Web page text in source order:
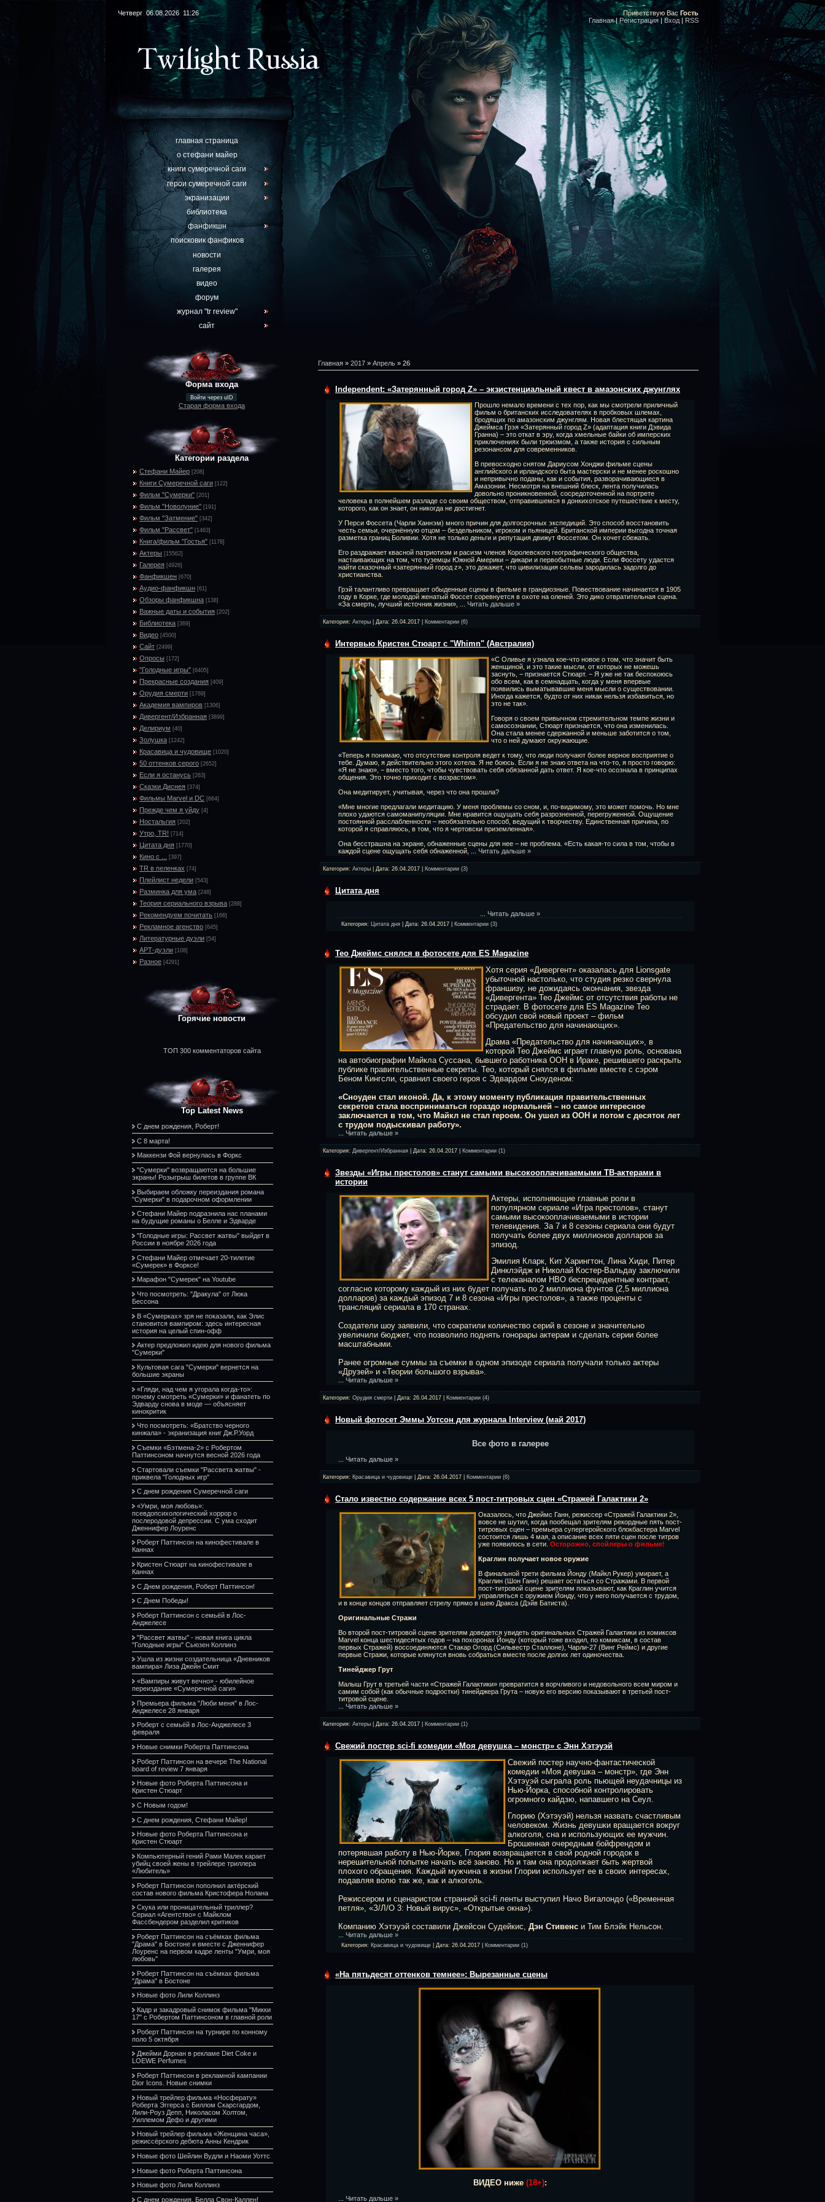
Четверг 06.08.2026 11:26 Приветствую Вас Гость
Главная| Регистрация | Вход | RSS
главная страница
о стефани майер
книги сумеречной саги
герои сумеречной саги
экранизации
библиотека
фанфикшн
поисковик фанфиков
новости
галерея
видео
форум
журнал "tr review"
сайт
Форма входа
Войти через uID
Старая форма входа
Категории раздела
Стефани Майер [208]
Книги Сумеречной саги [122]
Фильм "Сумерки" [201]
Фильм "Новолуние" [191]
Фильм "Затмение" [342]
Фильм "Рассвет" [1463]
Книга/фильм "Гостья" [1178]
Актеры [15562]
Галерея [4926]
Фанфикшен [670]
Аудио-фанфикшн [61]
Обзоры фанфикшна [138]
Важные даты и события [202]
Библиотека [369]
Видео [4500]
Сайт [2499]
Опросы [172]
"Голодные игры" [6405]
Прекрасные создания [409]
Орудия смерти [1769]
Академия вампиров [1306]
Дивергент/Избранная [3899]
Делириум [40]
Золушка [1242]
Красавица и чудовище [1020]
50 оттенков серого [2652]
Если я останусь [263]
Сказки Диснея [374]
Фильмы Marvel и DC [664]
Прежде чем я уйду [4]
Ностальгия [202]
Утро, TR! [714]
Цитата дня [1770]
Кино с ... [397]
TR в пеленках [74]
Плейлист недели [543]
Разминка для ума [248]
Теория сериального взрыва [288]
Рекомендуем почитать [166]
Рекламное агенство [645]
Литературные дуэли [54]
АРТ-дуэли [108]
Разное [4291]
Горячие новости
ТОП 300 комментаторов сайта
Top Latest News
С днем рождения, Роберт!
С 8 марта!
Маккензи Фой вернулась в Форкс
"Сумерки" возвращаются на большие
экраны! Розыгрыш билетов в группе ВК
Выбираем обложку переиздания романа
"Сумерки" в подарочном оформлении
Стефани Майер подразнила нас планами
на будущие романы о Белле и Эдварде
"Голодные игры: Рассвет жатвы" выйдет в
России в ноябре 2026 года
Стефани Майер отмечает 20-тилетие
«Сумерек» в Форксе!
Марафон "Сумерек" на Youtube
Что посмотреть: "Дракула" от Люка
Бессона
В «Сумерках» зря не показали, как Элис
становится вампиром: здесь интересная
история на целый спин-офф
Актер предложил идею для нового фильма
"Сумерки"
Культовая сага "Сумерки" вернется на
большие экраны
«Гляди, над чем я угорала когда-то»:
почему смотреть «Сумерки» и фанатеть по
Эдварду снова в моде — объясняет
кинокритик
Что посмотреть: «Братство черного
кинжала» - экранизация книг Дж.Р.Уорд
Съемки «Бэтмена-2» с Робертом
Паттинсоном начнутся весной 2026 года
Стартовали съемки "Рассвета жатвы" -
приквела "Голодных игр"
С днем рождения Сумеречной саги
«Умри, моя любовь»:
псевдопсихологический хоррор о
послеродовой депрессии. С ума сходит
Дженнифер Лоуренс
Роберт Паттинсон на кинофестивале в
Каннах
Кристен Стюарт на кинофестивале в
Каннах
С Днем рождения, Роберт Паттинсон!
С Днем Победы!
Роберт Паттинсон с семьёй в Лос-
Анджелесе
"Рассвет жатвы" - новая книга цикла
"Голодные игры" Сьюзен Коллинз
Ушла из жизни создательница «Дневников
вампира» Лиза Джейн Смит
«Вампиры живут вечно» - юбилейное
переиздание «Сумеречной саги»
Премьера фильма "Люби меня" в Лос-
Анджелесе 28 января
Роберт с семьёй в Лос-Анджелесе 3
февраля
Новые снимки Роберта Паттинсона
Роберт Паттинсон на вечере The National
board of review 7 января
Новые фото Роберта Паттинсона и
Кристен Стюарт
С Новым годом!
С днем рождения, Стефани Майер!
Новые фото Роберта Паттинсона и
Кристен Стюарт
Компьютерный гений Рами Малек карает
убийц своей жены в трейлере триллера
«Любитель»
Роберт Паттинсон пополнил актёрский
состав нового фильма Кристофера Нолана
Скука или проницательный триллер?
Сериал «Агентство» с Майклом
Фассбендером разделил критиков
Роберт Паттинсон на съёмках фильма
"Драма" в Бостоне и вместе с Дженнифер
Лоуренс на первом кадре ленты "Умри, моя
любовь"
Роберт Паттинсон на съёмках фильма
"Драма" в Бостоне
Новые фото Лили Коллинз
Кадр и закадровый снимок фильма "Микки
17" с Робертом Паттинсоном в главной роли
Роберт Паттинсон на турнире по конному
поло 5 октября
Джейми Дорнан в рекламе Diet Coke и
LOEWE Perfumes
Роберт Паттинсон в рекламной кампании
Dior Icons. Новые снимки
Новый трейлер фильма «Носферату»
Роберта Эггерса с Биллом Скарсгардом,
Лили-Роуз Депп, Николасом Холтом,
Уиллемом Дефо и другими
Новый трейлер фильма «Женщина часа»,
режиссёрского дебюта Анны Кендрик
Новые фото Шейлин Вудли и Наоми Уоттс
Новые фото Роберта Паттинсона
Новые фото Лили Коллинз
С днем рождения, Белла Свон-Каллен!
Главная » 2017 » Апрель » 26
Independent: «Затерянный город Z» – экзистенциальный квест в амазонских джунглях
Прошло немало времени с тех пор, как мы смотрели приличный
фильм о британских исследователях в пробковых шлемах,
бродящих по амазонским джунглям. Новая блестящая картина
Джеймса Грэя «Затерянный город Z» (адаптация книги Дэвида
Гранна) – это откат в эру, когда хмельные байки об имперских
приключениях были трюизмом, а также история с сильным
резонансом для современников.
В превосходно снятом Дариусом Хонджи фильме сцены
английского и ирландского быта мастерски и не менее роскошно
и непривычно поданы, как и события, разворачивающиеся в
Амазонии. Несмотря на внешний блеск, лента получилась
довольно проникновенной, сосредоточенной на портрете
человека в полнейшем разладе со своим обществом, отправившемся в донкихотское путешествие к месту,
которого, как он знает, он никогда не достигнет.
У Перси Фоссета (Чарли Ханнэм) много причин для долгосрочных экспедиций. Это способ восстановить
честь семьи, очернённую отцом – бездельником, игроком и пьяницей. Британской империи выгодна точная
разметка границ Боливии. Хотя не только деньги и репутация движут Фоссетом. Он хочет сбежать.
Его раздражает квасной патриотизм и расизм членов Королевского географического общества,
настаивающих на том, что туземцы Южной Америки – дикари и первобытные люди. Если Фоссету удастся
найти сказочный «затерянный город z», это докажет, что цивилизация сельвы зародилась задолго до
христианства.
Грэй талантливо превращает обыденные сцены в фильме в грандиозные. Повествование начинается в 1905
году в Корке, где молодой женатый Фоссет соревнуется в охоте на оленей. Это дико отвратительная сцена.
«За смерть, лучший источник жизни»,
Читать дальше »
Категория: Актеры | Дата: 26.04.2017 Комментарии (6)
Интервью Кристен Стюарт с "Whimn" (Австралия)
«С Оливье я узнала кое-что новое о том, что значит быть
женщиной, и это такие мысли, от которых не можешь
заснуть, − признается Стюарт. − Я уже не так беспокоюсь
обо всем, как в семнадцать, когда у меня впервые
появились выматывавшие меня мысли о существовании.
Иногда кажется, будто от них никак нельзя избавиться, но
это не так».
Говоря о своем привычном стремительном темпе жизни и
самосознании, Стюарт признается, что она изменилась.
Она стала менее сдержанной и меньше заботится о том,
что о ней думают окружающие.
«Теперь я понимаю, что отсутствие контроля ведет к тому, что люди получают более верное восприятие о
тебе. Думаю, я действительно этого хотела. Я не боюсь. Если я не знаю ответа на что-то, я просто говорю:
«Я не знаю», − вместо того, чтобы чувствовать себя обязанной дать ответ. Я кое-что осознала в принципах
общения. Это точно приходит с возрастом».
Она медитирует, учитывая, через что она прошла?
«Мне многие предлагали медитацию. У меня проблемы со сном, и, по-видимому, это может помочь. Но мне
плохо удаются самоманипуляции. Мне нравится ощущать себя разрозненной, перегруженной. Ощущение
постоянной расслабленности – необязательно способ, ведущий к творчеству. Единственная причина, по
которой я справляюсь, в том, что я чертовски приземленная».
Она бесстрашна на экране, обнаженные сцены для нее – не проблема. «Есть какая-то сила в том, чтобы в
каждой сцене ощущать себя обнаженной,
Читать дальше »
Категория: Актеры | Дата: 26.04.2017 Комментарии (3)
Цитата дня
Читать дальше »
Категория: Цитата дня | Дата: 26.04.2017 Комментарии (3)
Тео Джеймс снялся в фотосете для ES Magazine
Хотя серия «Дивергент» оказалась для Lionsgate
убыточной настолько, что студия резко свернула
франшизу, не дожидаясь окончания, звезда
«Дивергента» Тео Джеймс от отсутствия работы не
страдает. В фотосете для ES Magazine Тео
обсудил свой новый проект – фильм
«Предательство для начинающих».
Драма «Предательство для начинающих», в
которой Тео Джеймс играет главную роль, основана
на автобиографии Майкла Суссана, бывшего работника ООН в Ираке, решившего раскрыть
публике правительственные секреты. Тео, который снялся в фильме вместе с сэром
Беном Кингсли, сравнил своего героя с Эдвардом Сноуденом:
«Сноуден стал иконой. Да, к этому моменту публикация правительственных
секретов стала восприниматься гораздо нормальней – но самое интересное
заключается в том, что Майкл не стал героем. Он ушел из ООН и потом с десяток лет
с трудом подыскивал работу».
Читать дальше »
Категория: Дивергент/Избранная | Дата: 26.04.2017 Комментарии (1)
Звезды «Игры престолов» станут самыми высокооплачиваемыми ТВ-актерами в
истории
Актеры, исполняющие главные роли в
популярном сериале «Игра престолов», станут
самыми высокооплачиваемыми в истории
телевидения. За 7 и 8 сезоны сериала они будут
получать более двух миллионов долларов за
эпизод.
Эмилия Кларк, Кит Харингтон, Лина Хиди, Питер
Динклэйдж и Николай Костер-Вальдау заключили
с телеканалом HBO беспрецедентные контракт,
согласно которому каждый из них будет получать по 2 миллиона фунтов (2,5 миллиона
долларов) за каждый эпизод 7 и 8 сезона «Игры престолов», а также проценты с
трансляций сериала в 170 странах.
Создатели шоу заявили, что сократили количество серий в сезоне и значительно
увеличили бюджет, что позволило поднять гонорары актерам и сделать серии более
масштабными.
Ранее огромные суммы за съемки в одном эпизоде сериала получали только актеры
«Друзей» и «Теории большого взрыва».
Читать дальше »
Категория: Орудия смерти | Дата: 26.04.2017 Комментарии (4)
Новый фотосет Эммы Уотсон для журнала Interview (май 2017)
Все фото в галерее
Читать дальше »
Категория: Красавица и чудовище | Дата: 26.04.2017 Комментарии (6)
Стало известно содержание всех 5 пост-титровых сцен «Стражей Галактики 2»
Оказалось, что Джеймс Ганн, режиссер «Стражей Галактики 2»,
вовсе не шутил, когда пообещал зрителям рекордные пять пост-
титровых сцен – премьера супергеройского блокбастера Marvel
состоится лишь 4 мая, а описание всех пяти сцен после титров
уже появилось в сети. Осторожно, спойлеры о фильме!
Краглин получает новое оружие
В финальной трети фильма Йонду (Майкл Рукер) умирает, а
Краглин (Шон Ганн) решает остаться со Стражами. В первой
пост-титровой сцене зрителям показывают, как Краглин учится
управляться с оружием Йонду, что у него получается с трудом,
и в конце концов отправляет стрелу прямо в шею Дракса (Дэйв Батиста).
Оригинальные Стражи
Во второй пост-титровой сцене зрителям доведется увидеть оригинальных Стражей Галактики из комиксов
Marvel конца шестидесятых годов – на похоронах Йонду (который тоже входил, по комиксам, в состав
первых Стражей) воссоединяются Стакар Огорд (Сильвестр Сталлоне), Чарли-27 (Винг Реймс) и другие
первые Стражи, которые клянутся вновь собраться вместе после долгих лет одиночества.
Тинейджер Грут
Малыш Грут в третьей части «Стражей Галактики» превратится в ворчливого и недовольного всем миром и
самим собой (как обычные подростки) тинейджера Грута – новую его версию показывают в третьей пост-
титровой сцене.
Читать дальше »
Категория: Актеры | Дата: 26.04.2017 Комментарии (1)
Свежий постер sci-fi комедии «Моя девушка – монстр» с Энн Хэтэуэй
Свежий постер научно-фантастической
комедии «Моя девушка – монстр», где Энн
Хэтэуэй сыграла роль пьющей неудачницы из
Нью-Йорка, способной контролировать
огромного кайдзю, напавшего на Сеул.
Глорию (Хэтэуэй) нельзя назвать счастливым
человеком. Жизнь девушки вращается вокруг
алкоголя, сна и использующих ее мужчин.
Брошенная очередным бойфрендом и
потерявшая работу в Нью-Йорке, Глория возвращается в свой родной городок в
нерешительной попытке начать всё заново. Но и там она продолжает быть жертвой
плохого обращения. Каждый мужчина в жизни Глории использует ее в своих интересах,
подавляя волю так же, как и алкоголь.
Режиссером и сценаристом странной sci-fi ленты выступил Начо Вигалондо («Временная
петля», «З/Л/О 3: Новый вирус», «Открытые окна»).
Компанию Хэтэуэй составили Джейсон Судейкис, Дэн Стивенс и Тим Блэйк Нельсон.
Читать дальше »
Категория: Красавица и чудовище | Дата: 26.04.2017 Комментарии (1)
«На пятьдесят оттенков темнее»: Вырезанные сцены
ВИДЕО ниже (18+):
Читать дальше »